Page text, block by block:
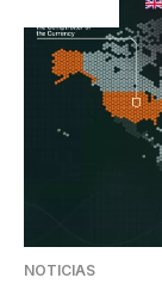
NOTICIAS